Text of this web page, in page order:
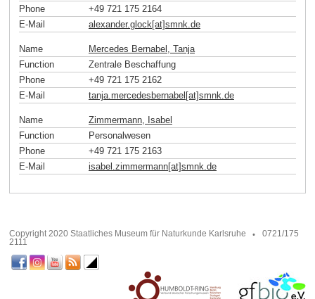
Phone
+49 721 175 2164
E-Mail
alexander.glock[at]smnk.de
Name
Mercedes Bernabel, Tanja
Function
Zentrale Beschaffung
Phone
+49 721 175 2162
E-Mail
tanja.mercedesbernabel[at]smnk.de
Name
Zimmermann, Isabel
Function
Personalwesen
Phone
+49 721 175 2163
E-Mail
isabel.zimmermann[at]smnk de
Copyright 2020 Staatliches Museum für Naturkunde Karlsruhe
0721/175
2111